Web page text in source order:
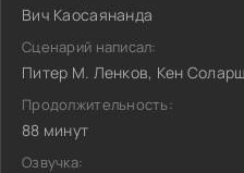
Вич Каосаянанда
Сценарий написал:
Питер М. Ленков, Кен Соларш
Продолжительность:
88 минут
Озвучка: